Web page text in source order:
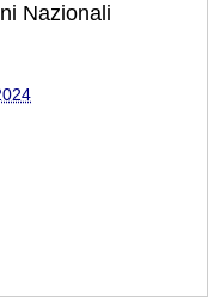
Nazionali